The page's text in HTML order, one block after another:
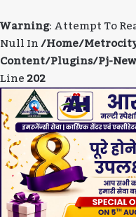
Warning: Attempt To
Null In/home/
Content/plugins/pj-
Line202